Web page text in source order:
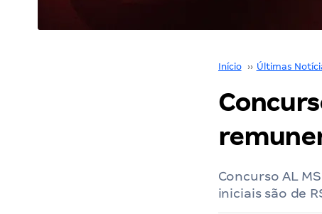
Início ›› Últimas
Concurso AL
iniciais são de